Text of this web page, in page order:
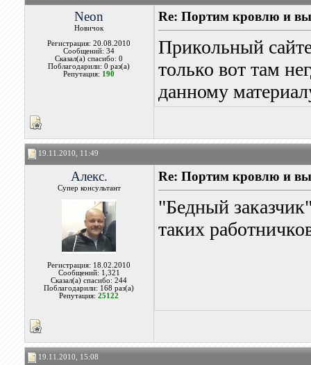
Neon
Новичок
Регистрация: 20.08.2010
Сообщений: 34
Сказал(а) спасибо: 0
Поблагодарили: 0 раз(а)
Репутация: 190
Re: Портим кровлю и
Прикольный
только вот там
данному
19.11.2010, 11:49
Алекс.
Супер консультант
Регистрация: 18.02.2010
Сообщений: 1,321
Сказал(а) спасибо: 244
Поблагодарили: 168 раз(а)
Репутация:25122
Re: Портим кровлю и
"Бедный
таких
19.11.2010, 15:08